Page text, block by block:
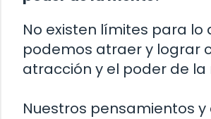
No existen límites para lo
podemos atraer y lograr
atracción y el poder de la
Nuestros pensamientos